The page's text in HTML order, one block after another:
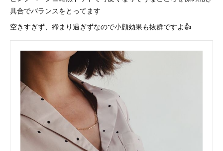
具合でバランスをとってます
空きすぎず、締まり過ぎずなので小顔効果も抜群ですよ👍